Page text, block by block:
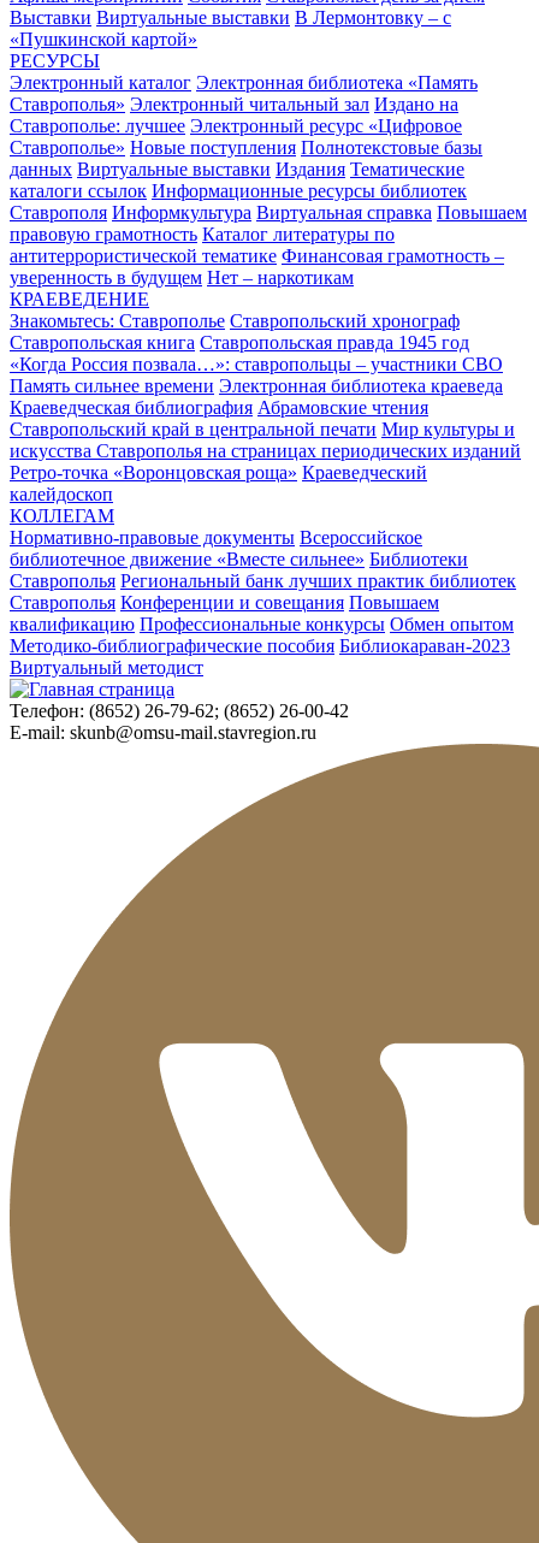
Выставки Виртуальные выставки В Лермонтовку – с
«Пушкинской картой»
РЕСУРСЫ
Электронный каталог Электронная библиотека «Память
Ставрополья» Электронный читальный зал Издано на
Ставрополье: лучшее Электронный ресурс «Цифровое
Ставрополье» Новые поступления Полнотекстовые базы
данных Виртуальные выставки Издания Тематические
каталоги ссылок Информационные ресурсы библиотек
Ставрополя Информкультура Виртуальная справка Повышаем
правовую грамотность Каталог литературы по
антитеррористической тематике Финансовая грамотность –
уверенность в будущем Нет – наркотикам
КРАЕВЕДЕНИЕ
Знакомьтесь: Ставрополье Ставропольский хронограф
Ставропольская книга Ставропольская правда 1945 год
«Когда Россия позвала…»: ставропольцы – участники СВО
Память сильнее времени Электронная библиотека краеведа
Краеведческая библиография Абрамовские чтения
Ставропольский край в центральной печати Мир культуры и
искусства Ставрополья на страницах периодических изданий
Ретро-точка «Воронцовская роща» Краеведческий
калейдоскоп
КОЛЛЕГАМ
Нормативно-правовые документы Всероссийское
библиотечное движение «Вместе сильнее» Библиотеки
Ставрополья Региональный банк лучших практик библиотек
Ставрополья Конференции и совещания Повышаем
квалификацию Профессиональные конкурсы Обмен опытом
Методико-библиографические пособия Библиокараван-2023
Виртуальный методист
Телефон: (8652) 26-79-62; (8652) 26-00-42
E-mail: skunb@omsu-mail.stavregion.ru